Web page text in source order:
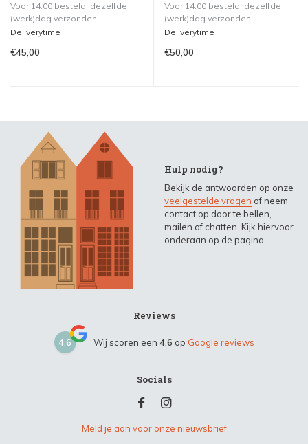
Voor 14.00 besteld, dezelfde
(werk)dag verzonden.
Deliverytime
€45,00
Voor 14.00 besteld, dezelfde
(werk)dag verzonden.
Deliverytime
€50,00
Hulp nodig?
Bekijk de antwoorden op onze
veelgestelde vragen of neem
contact op door te bellen,
mailen of chatten. Kijk hiervoor
onderaan op de pagina.
Reviews
4,6 Wij scoren een 4,6 op Google reviews
Socials
Meld je aan voor onze nieuwsbrief